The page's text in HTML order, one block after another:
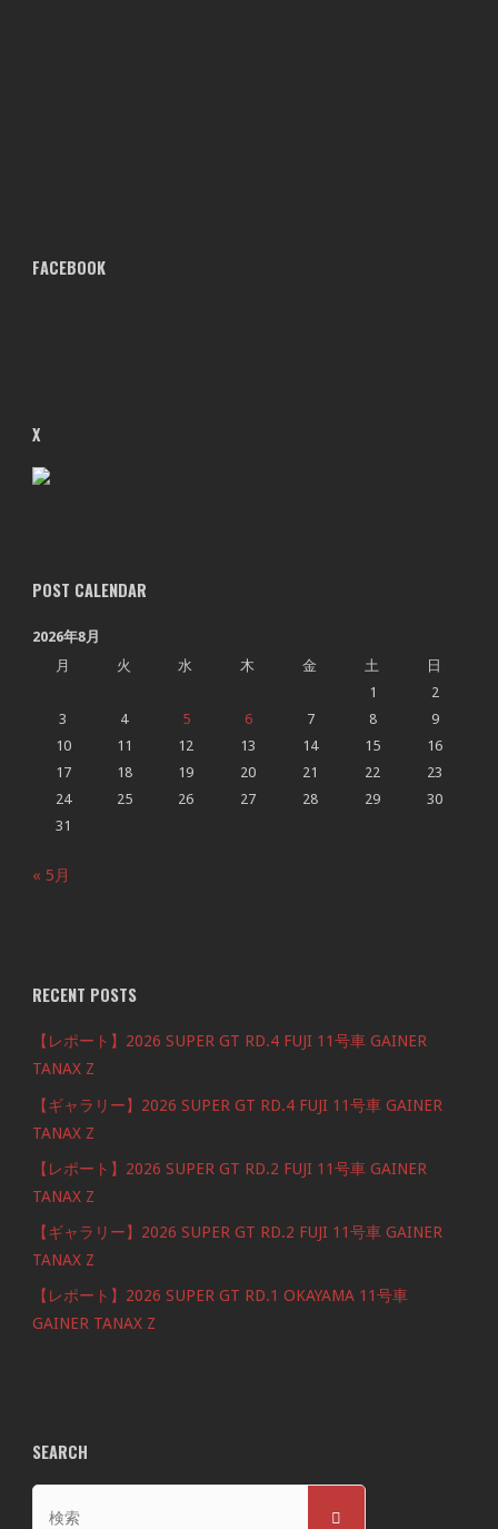
FACEBOOK
X
POST CALENDAR
2026年8月
月
火 水 木 金 土
日
1
2
3
4 5 6 7 8
9
10
11 12 13 14 15
16
17
18 19 20 21 22
23
24
25 26 27 28 29
30
31
« 5月
RECENT POSTS
【レポート】2026 SUPER GT RD.4 FUJI 11号車 GAINER
TANAX Z
【ギャラリー】2026 SUPER GT RD.4 FUJI 11号車 GAINER
TANAX Z
【レポート】2026 SUPER GT RD.2 FUJI 11号車 GAINER
TANAX Z
【ギャラリー】2026 SUPER GT RD.2 FUJI 11号車 GAINER
TANAX Z
【レポート】2026 SUPER GT RD.1 OKAYAMA 11号車
GAINER TANAX Z
SEARCH
検